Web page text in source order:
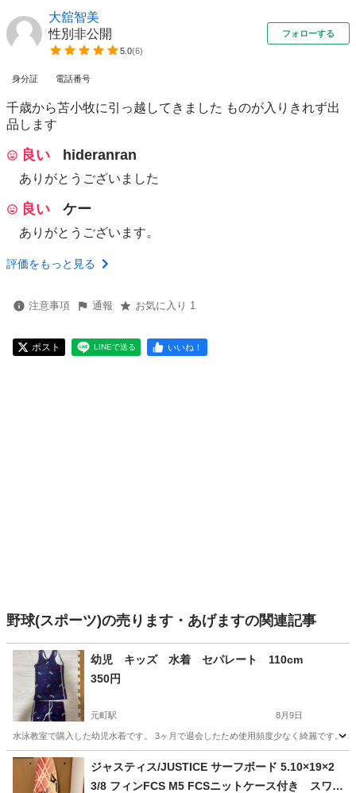
大舘智美
性別非公開
5.0(6)
フォローする
身分証 電話番号
千歳から苫小牧に引っ越してきました ものが入りきれず出
品します
良い hideranran
ありがとうございました
良い ケー
ありがとうございます。
評価をもっと見る
注意事項 通報 お気に入り 1
ポスト LINEで送る いいね！
野球(スポーツ)の売ります・あげますの関連記事
幼児 キッズ 水着 セパレート 110cm
350円
元町駅 8月9日
水泳教室で購入した幼児水着です。 3ヶ月で退会したため使用頻度少なく綺麗です。
北海道 札幌市 マリンスポーツ
ジャスティス/JUSTICE サーフボード 5.10×19×2
3/8 フィンFCS M5 FCSニットケース付き スワロ